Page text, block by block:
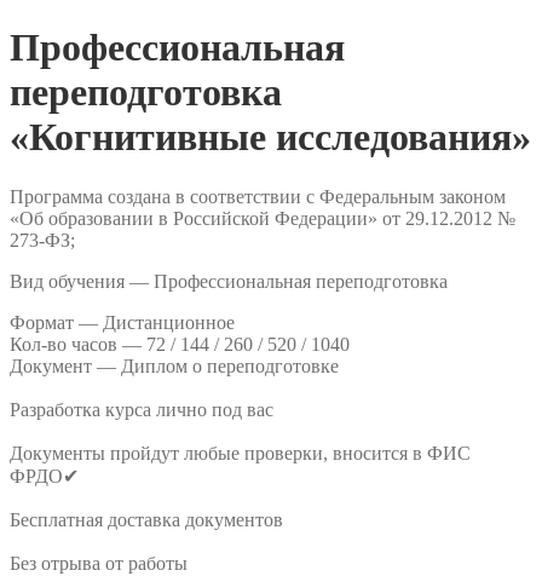
Профессиональная
переподготовка
«Когнитивные исследования»
Программа создана в соответствии с Федеральным законом
«Об образовании в Российской Федерации» от 29.12.2012 №
273-ФЗ;
Вид обучения — Профессиональная переподготовка
Формат — Дистанционное
Кол-во часов — 72 / 144 / 260 / 520 / 1040
Документ — Диплом о переподготовке
Разработка курса лично под вас
Документы пройдут любые проверки, вносится в ФИС
ФРДО✔
Бесплатная доставка документов
Без отрыва от работы